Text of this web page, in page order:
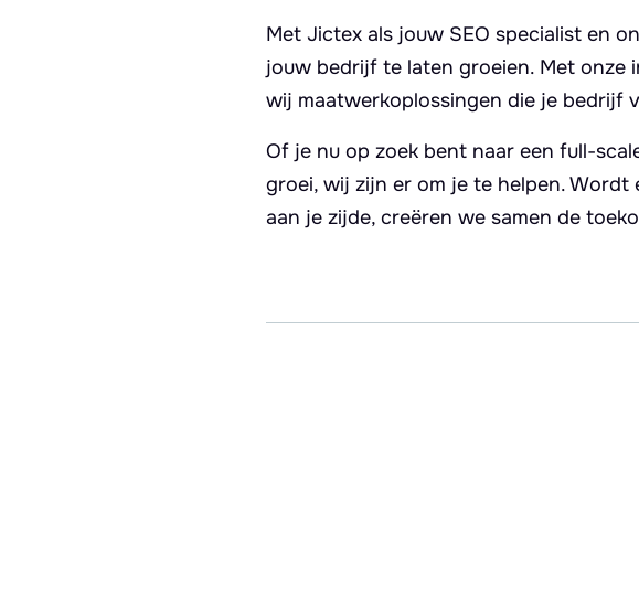
Met Jictex als jouw SEO specialist en
jouw bedrijf te laten groeien. Met
wij maatwerkoplossingen die je bedrijf
Of je nu op zoek bent naar een full-
groei, wij zijn er om je te helpen. Wordt
aan je zijde, creëren we samen de